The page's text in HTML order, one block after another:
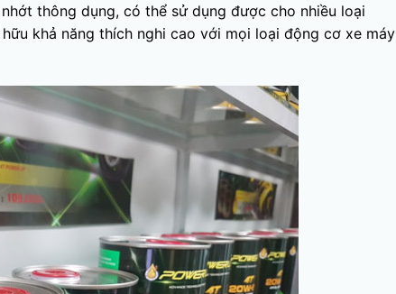
thông dụng, có thể sử dụng được cho nhiều loại
khả năng thích nghi cao với mọi loại động cơ xe máy